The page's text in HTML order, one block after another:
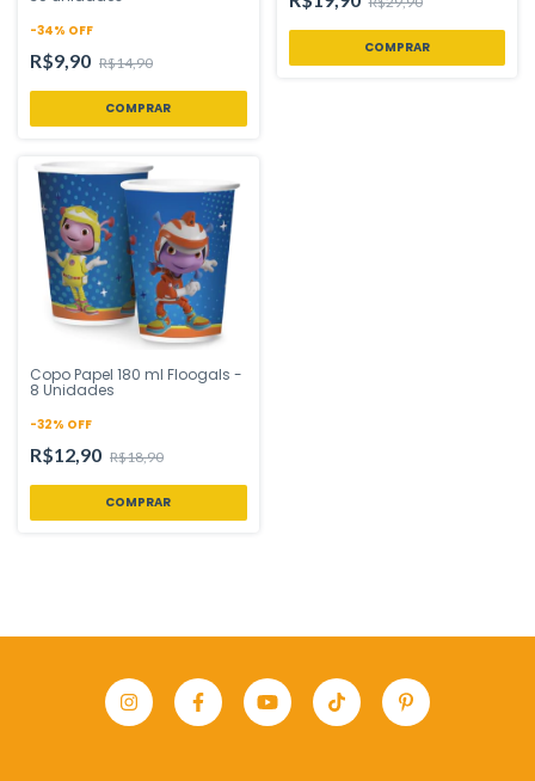
-34% OFF
R$9,90 R$14,90
Copo Papel 180 ml Floogals -
8 Unidades
-32% OFF
R$12,90 R$18,90